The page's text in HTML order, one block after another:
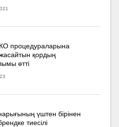
процедураларына
қордың
өтті
үштен бірінен
тиесілі